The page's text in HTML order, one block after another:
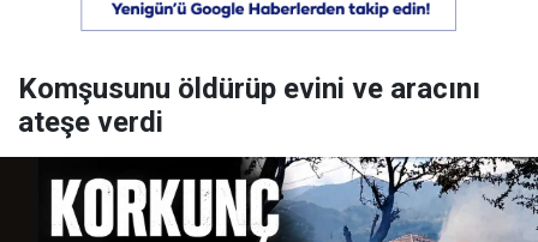
Komşusunu öldürüp evini ve aracını
ateşe verdi